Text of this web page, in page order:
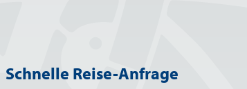
Schnelle Reise-Anfrage